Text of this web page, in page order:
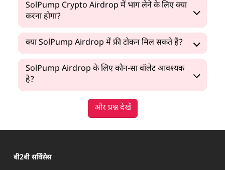
SolPump Crypto Airdrop में भाग लेने के लिए क्या
करना होगा?
क्या SolPump Airdrop में फ्री टोकन मिल सकते हैं?
SolPump Airdrop के लिए कौन-सा वॉलेट आवश्यक
है?
और प्रश्न देखें
बी2बी सर्विसेस